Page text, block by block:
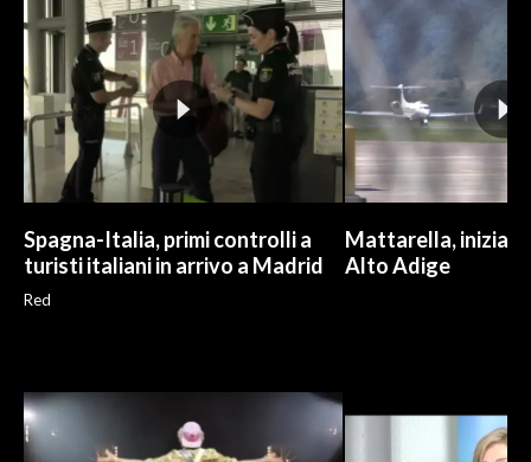
INFO AZIENDE
ABBONATI
ANNUNCI
NECROLOGI
PUBBLICITÀ
SPIAGGE
STORE
Spagna-Italia, primi controlli a
turisti italiani in arrivo a Madrid
Red
Mattarella, iniziate
Alto Adige